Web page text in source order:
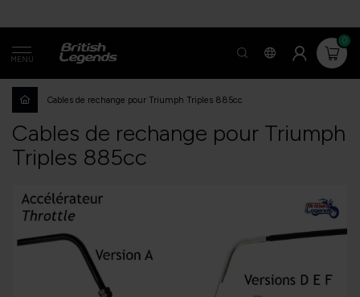
MENU
0
Cables de rechange pour Triumph Triples 885cc
Cables de rechange pour Triumph
Triples 885cc